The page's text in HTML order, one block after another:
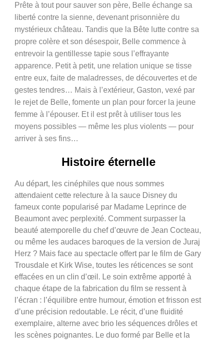
Prête à tout pour sauver son père, Belle échange sa
liberté contre la sienne, devenant prisonnière du
mystérieux château. Tandis que la Bête lutte contre sa
propre colère et son désespoir, Belle commence à
entrevoir la gentillesse tapie sous l’effrayante
apparence. Petit à petit, une relation unique se tisse
entre eux, faite de maladresses, de découvertes et de
gestes tendres… Mais à l’extérieur, Gaston, vexé par
le rejet de Belle, fomente un plan pour forcer la jeune
femme à l’épouser. Et il est prêt à utiliser tous les
moyens possibles — même les plus violents — pour
arriver à ses fins…
Histoire éternelle
Au départ, les cinéphiles que nous sommes
attendaient cette relecture à la sauce Disney du
fameux conte popularisé par Madame Leprince de
Beaumont avec perplexité. Comment surpasser la
beauté atemporelle du chef d’œuvre de Jean Cocteau,
ou même les audaces baroques de la version de Juraj
Herz ? Mais face au spectacle offert par le film de Gary
Trousdale et Kirk Wise, toutes les réticences se sont
effacées en un clin d’œil. Le soin extrême apporté à
chaque étape de la fabrication du film se ressent à
l’écran : l’équilibre entre humour, émotion et frisson est
d’une précision redoutable. Le récit, d’une fluidité
exemplaire, alterne avec brio les séquences drôles et
les scènes poignantes. Le duo formé par Belle et la